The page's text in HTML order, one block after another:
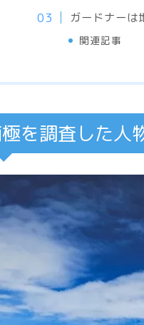
ガードナーは
関連記事
を調査した人